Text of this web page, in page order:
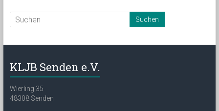
KLJB Senden e.V.
Wierling 35
48308 Senden